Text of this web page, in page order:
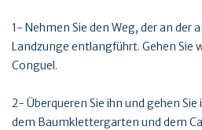
1- Nehmen Sie den Weg, der an der
Landzunge entlangführt. Gehen Sie
Conguel.
2- Überqueren Sie ihn und gehen
dem Baumklettergarten und dem